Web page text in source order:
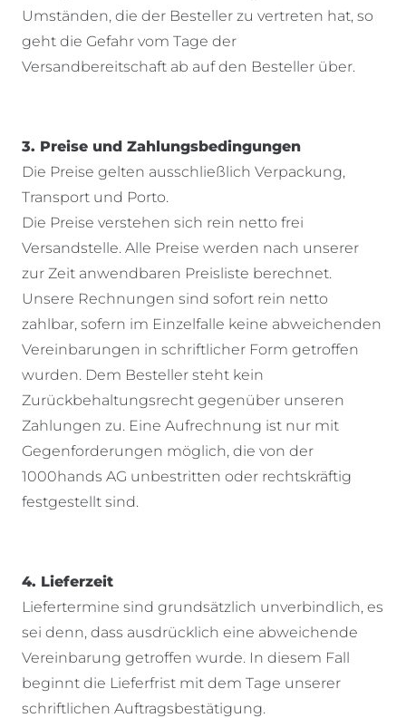
Umständen, die der Besteller zu vertreten hat, so
geht die Gefahr vom Tage der
Versandbereitschaft ab auf den Besteller über.
3. Preise und Zahlungsbedingungen
Die Preise gelten ausschließlich Verpackung,
Transport und Porto.
Die Preise verstehen sich rein netto frei
Versandstelle. Alle Preise werden nach unserer
zur Zeit anwendbaren Preisliste berechnet.
Unsere Rechnungen sind sofort rein netto
zahlbar, sofern im Einzelfalle keine abweichenden
Vereinbarungen in schriftlicher Form getroffen
wurden. Dem Besteller steht kein
Zurückbehaltungsrecht gegenüber unseren
Zahlungen zu. Eine Aufrechnung ist nur mit
Gegenforderungen möglich, die von der
1000hands AG unbestritten oder rechtskräftig
festgestellt sind.
4. Lieferzeit
Liefertermine sind grundsätzlich unverbindlich, es
sei denn, dass ausdrücklich eine abweichende
Vereinbarung getroffen wurde. In diesem Fall
beginnt die Lieferfrist mit dem Tage unserer
schriftlichen Auftragsbestätigung.